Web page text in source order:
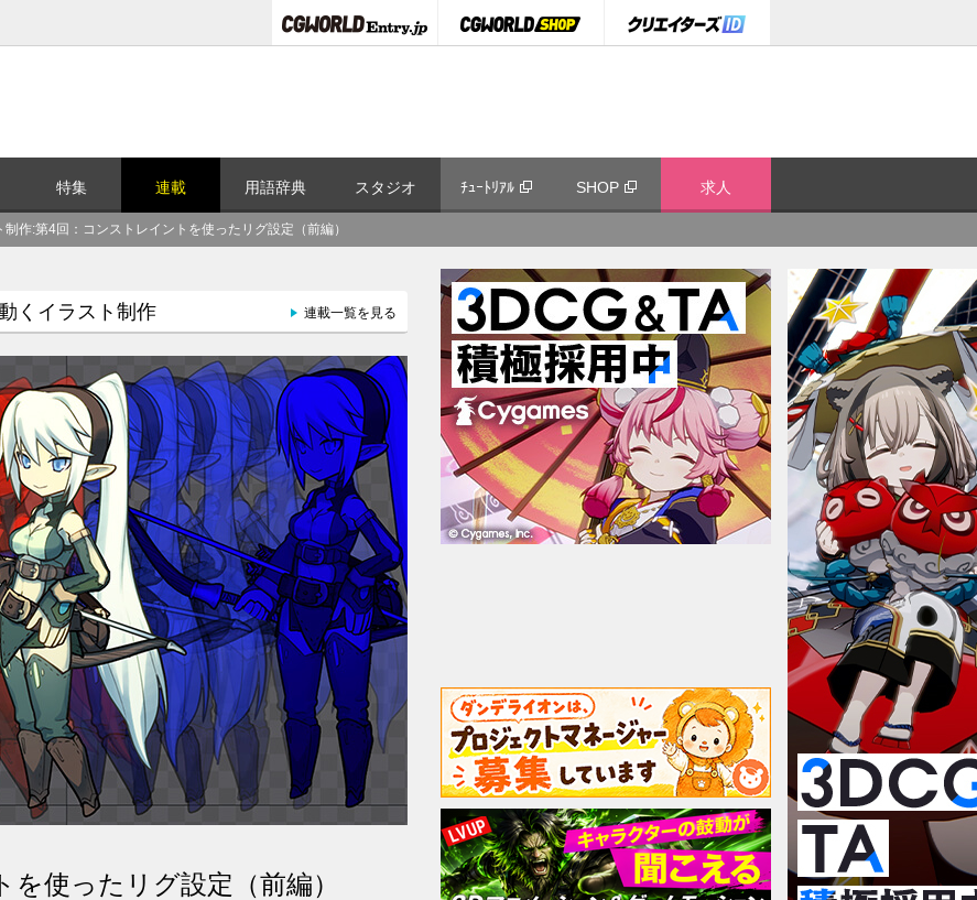
特集 連載 用語辞典 スタジオ ﾁｭｰﾄﾘｱﾙ SHOP 求人
制作:第4回：コンストレイントを使ったリグ設定（前編）
くイラスト制作 連載一覧を見る
を使ったリグ設定（前編）